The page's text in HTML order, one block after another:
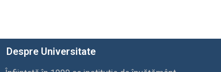
Despre Universitate